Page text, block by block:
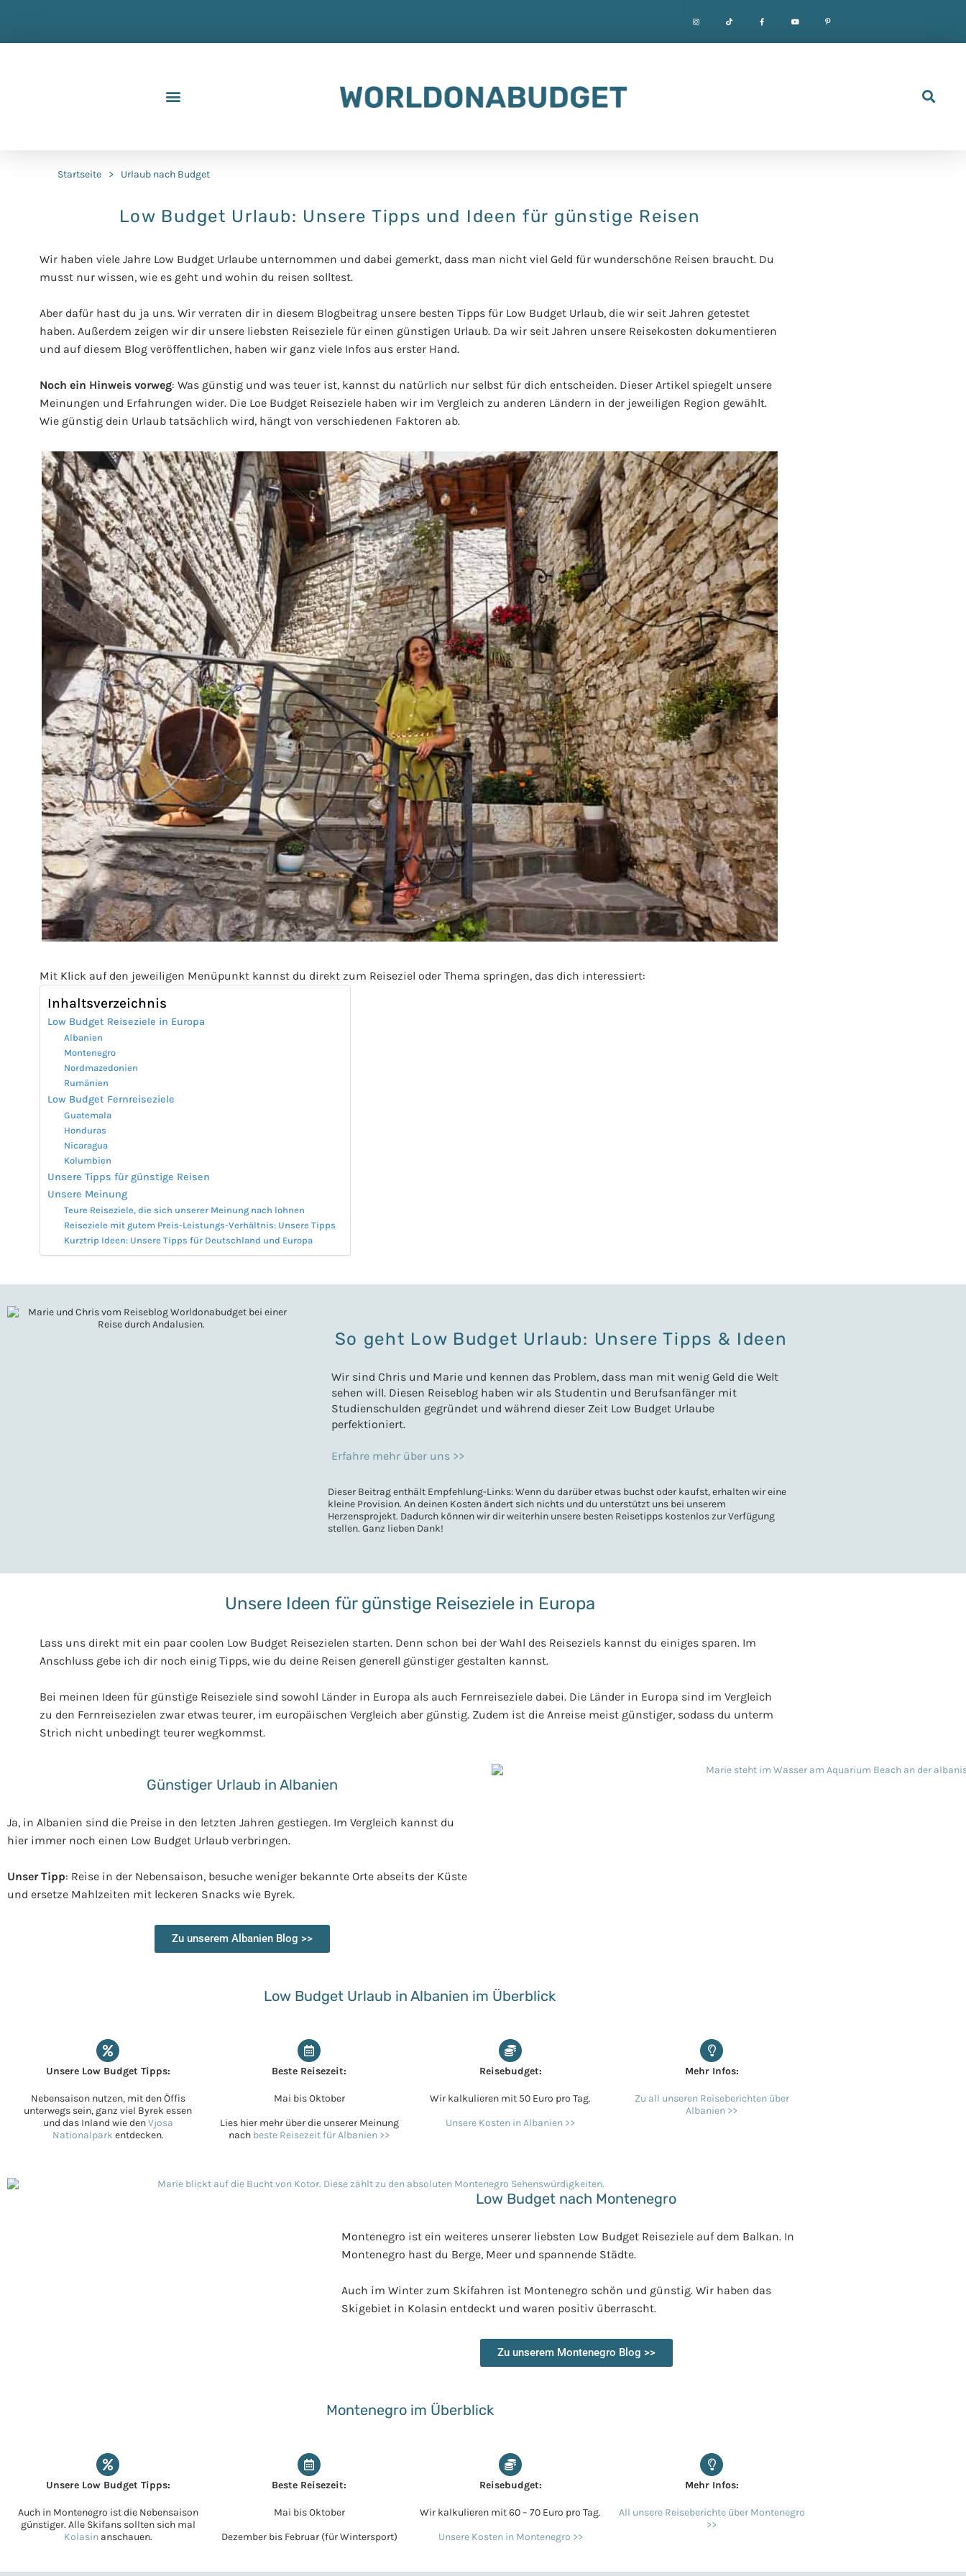
Startseite > Urlaub nach Budget
Low Budget Urlaub: Unsere Tipps und Ideen für günstige Reisen
Wir haben viele Jahre Low Budget Urlaube unternommen und dabei gemerkt, dass man nicht viel Geld für wunderschöne Reisen braucht. Du
musst nur wissen, wie es geht und wohin du reisen solltest.
Aber dafür hast du ja uns. Wir verraten dir in diesem Blogbeitrag unsere besten Tipps für Low Budget Urlaub, die wir seit Jahren getestet
haben. Außerdem zeigen wir dir unsere liebsten Reiseziele für einen günstigen Urlaub. Da wir seit Jahren unsere Reisekosten dokumentieren
und auf diesem Blog veröffentlichen, haben wir ganz viele Infos aus erster Hand.
Noch ein Hinweis vorweg: Was günstig und was teuer ist, kannst du natürlich nur selbst für dich entscheiden. Dieser Artikel spiegelt unsere
Meinungen und Erfahrungen wider. Die Loe Budget Reiseziele haben wir im Vergleich zu anderen Ländern in der jeweiligen Region gewählt.
Wie günstig dein Urlaub tatsächlich wird, hängt von verschiedenen Faktoren ab.
Mit Klick auf den jeweiligen Menüpunkt kannst du direkt zum Reiseziel oder Thema springen, das dich interessiert:
Inhaltsverzeichnis
Low Budget Reiseziele in Europa
Albanien
Montenegro
Nordmazedonien
Rumänien
Low Budget Fernreiseziele
Guatemala
Honduras
Nicaragua
Kolumbien
Unsere Tipps für günstige Reisen
Unsere Meinung
Teure Reiseziele, die sich unserer Meinung nach lohnen
Reiseziele mit gutem Preis-Leistungs-Verhältnis: Unsere Tipps
Kurztrip Ideen: Unsere Tipps für Deutschland und Europa
So geht Low Budget Urlaub: Unsere Tipps & Ideen
Wir sind Chris und Marie und kennen das Problem, dass man mit wenig Geld die Welt
sehen will. Diesen Reiseblog haben wir als Studentin und Berufsanfänger mit
Studienschulden gegründet und während dieser Zeit Low Budget Urlaube
perfektioniert.
Erfahre mehr über uns >>
Dieser Beitrag enthält Empfehlung-Links: Wenn du darüber etwas buchst oder kaufst, erhalten wir eine
kleine Provision. An deinen Kosten ändert sich nichts und du unterstützt uns bei unserem
Herzensprojekt. Dadurch können wir dir weiterhin unsere besten Reisetipps kostenlos zur Verfügung
stellen. Ganz lieben Dank!
Unsere Ideen für günstige Reiseziele in Europa
Lass uns direkt mit ein paar coolen Low Budget Reisezielen starten. Denn schon bei der Wahl des Reiseziels kannst du einiges sparen. Im
Anschluss gebe ich dir noch einig Tipps, wie du deine Reisen generell günstiger gestalten kannst.
Bei meinen Ideen für günstige Reiseziele sind sowohl Länder in Europa als auch Fernreiseziele dabei. Die Länder in Europa sind im Vergleich
zu den Fernreisezielen zwar etwas teurer, im europäischen Vergleich aber günstig. Zudem ist die Anreise meist günstiger, sodass du unterm
Strich nicht unbedingt teurer wegkommst.
Günstiger Urlaub in Albanien
Ja, in Albanien sind die Preise in den letzten Jahren gestiegen. Im Vergleich kannst du
hier immer noch einen Low Budget Urlaub verbringen.
Unser Tipp: Reise in der Nebensaison, besuche weniger bekannte Orte abseits der Küste
und ersetze Mahlzeiten mit leckeren Snacks wie Byrek.
Zu unserem Albanien Blog >>
Low Budget Urlaub in Albanien im Überblick
Unsere Low Budget Tipps:
Nebensaison nutzen, mit den Öffis
unterwegs sein, ganz viel Byrek essen
und das Inland wie denVjosa
Nationalpark entdecken.
Beste Reisezeit:
Mai bis Oktober
Lies hier mehr über die unserer Meinung
nach beste Reisezeit für Albanien >>
Reisebudget:
Wir kalkulieren mit 50 Euro pro Tag.
Unsere Kosten in Albanien >>
Mehr Infos:
Zu all unseren Reiseberichten über
Albanien >>
Low Budget nach Montenegro
Montenegro ist ein weiteres unserer liebsten Low Budget Reiseziele auf dem Balkan. In
Montenegro hast du Berge, Meer und spannende Städte.
Auch im Winter zum Skifahren ist Montenegro schön und günstig. Wir haben das
Skigebiet in Kolasin entdeckt und waren positiv überrascht.
Zu unserem Montenegro Blog >>
Montenegro im Überblick
Unsere Low Budget Tipps:
Auch in Montenegro ist die Nebensaison
günstiger. Alle Skifans sollten sich mal
Kolasinanschauen.
Beste Reisezeit:
Mai bis Oktober
Dezember bis Februar (für Wintersport)
Reisebudget:
Wir kalkulieren mit 60 – 70 Euro pro Tag.
Unsere Kosten in Montenegro >>
Mehr Infos:
All unsere Reiseberichte über Montenegro
>>